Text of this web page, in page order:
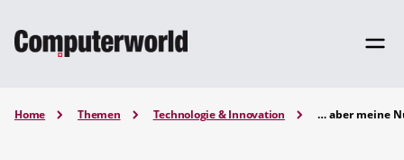
Home Themen Technologie & Innovation … aber meine